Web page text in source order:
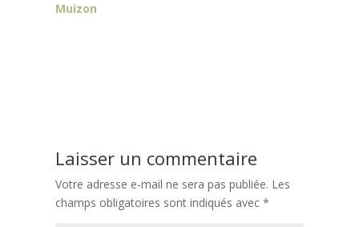
Muizon
Laisser un commentaire
Votre adresse e-mail ne sera pas publiée. Les
champs obligatoires sont indiqués avec *